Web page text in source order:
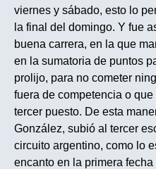
viernes y sábado, esto lo
la final del domingo. Y fue
buena carrera, en la que
en la sumatoria de puntos
prolijo, para no cometer
fuera de competencia o
tercer puesto. De esta
González, subió al tercer
circuito argentino, como lo
encanto en la primera fecha